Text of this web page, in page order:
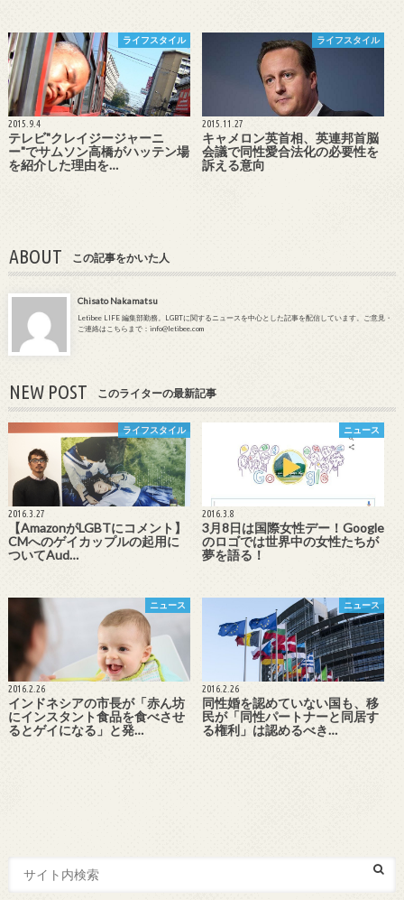
ライフスタイル
2015.9.4
テレビ"クレイジージャーニ
ー"でサムソン高橋がハッテン場
を紹介した理由を…
ライフスタイル
2015.11.27
キャメロン英首相、英連邦首脳
会議で同性愛合法化の必要性を
訴える意向
ABOUT この記事をかいた人
Chisato Nakamatsu
Letibee LIFE 編集部勤務。LGBTに関するニュースを中心とした記事を配信しています。ご意見・
ご連絡はこちらまで：info@letibee.com
NEW POST このライターの最新記事
ライフスタイル
2016.3.27
【AmazonがLGBTにコメント】
CMへのゲイカップルの起用に
ついてAud…
ニュース
2016.3.8
3月8日は国際女性デー！Google
のロゴでは世界中の女性たちが
夢を語る！
ニュース
2016.2.26
インドネシアの市長が「赤ん坊
にインスタント食品を食べさせ
るとゲイになる」と発…
ニュース
2016.2.26
同性婚を認めていない国も、移
民が「同性パートナーと同居す
る権利」は認めるべき…